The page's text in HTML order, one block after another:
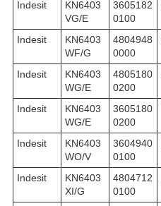
Indesit
KN6403
VG/E
3605182
0100
Indesit
KN6403
WF/G
4804948
0000
Indesit
KN6403
WG/E
4805180
0200
Indesit
KN6403
WG/E
3605180
0200
Indesit
KN6403
WO/V
3604940
0100
Indesit
KN6403
XI/G
4804712
0100